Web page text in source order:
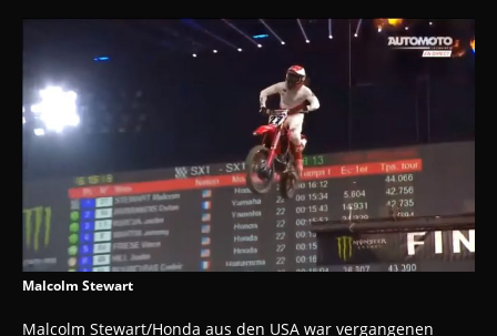
Malcolm Stewart
Malcolm Stewart/Honda aus den USA war vergangenen